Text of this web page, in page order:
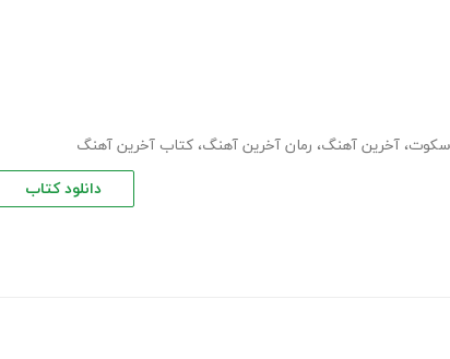
، آخرین آهنگ، رمان آخرین آهنگ، کتاب آخرین آهنگ
دانلود کتاب